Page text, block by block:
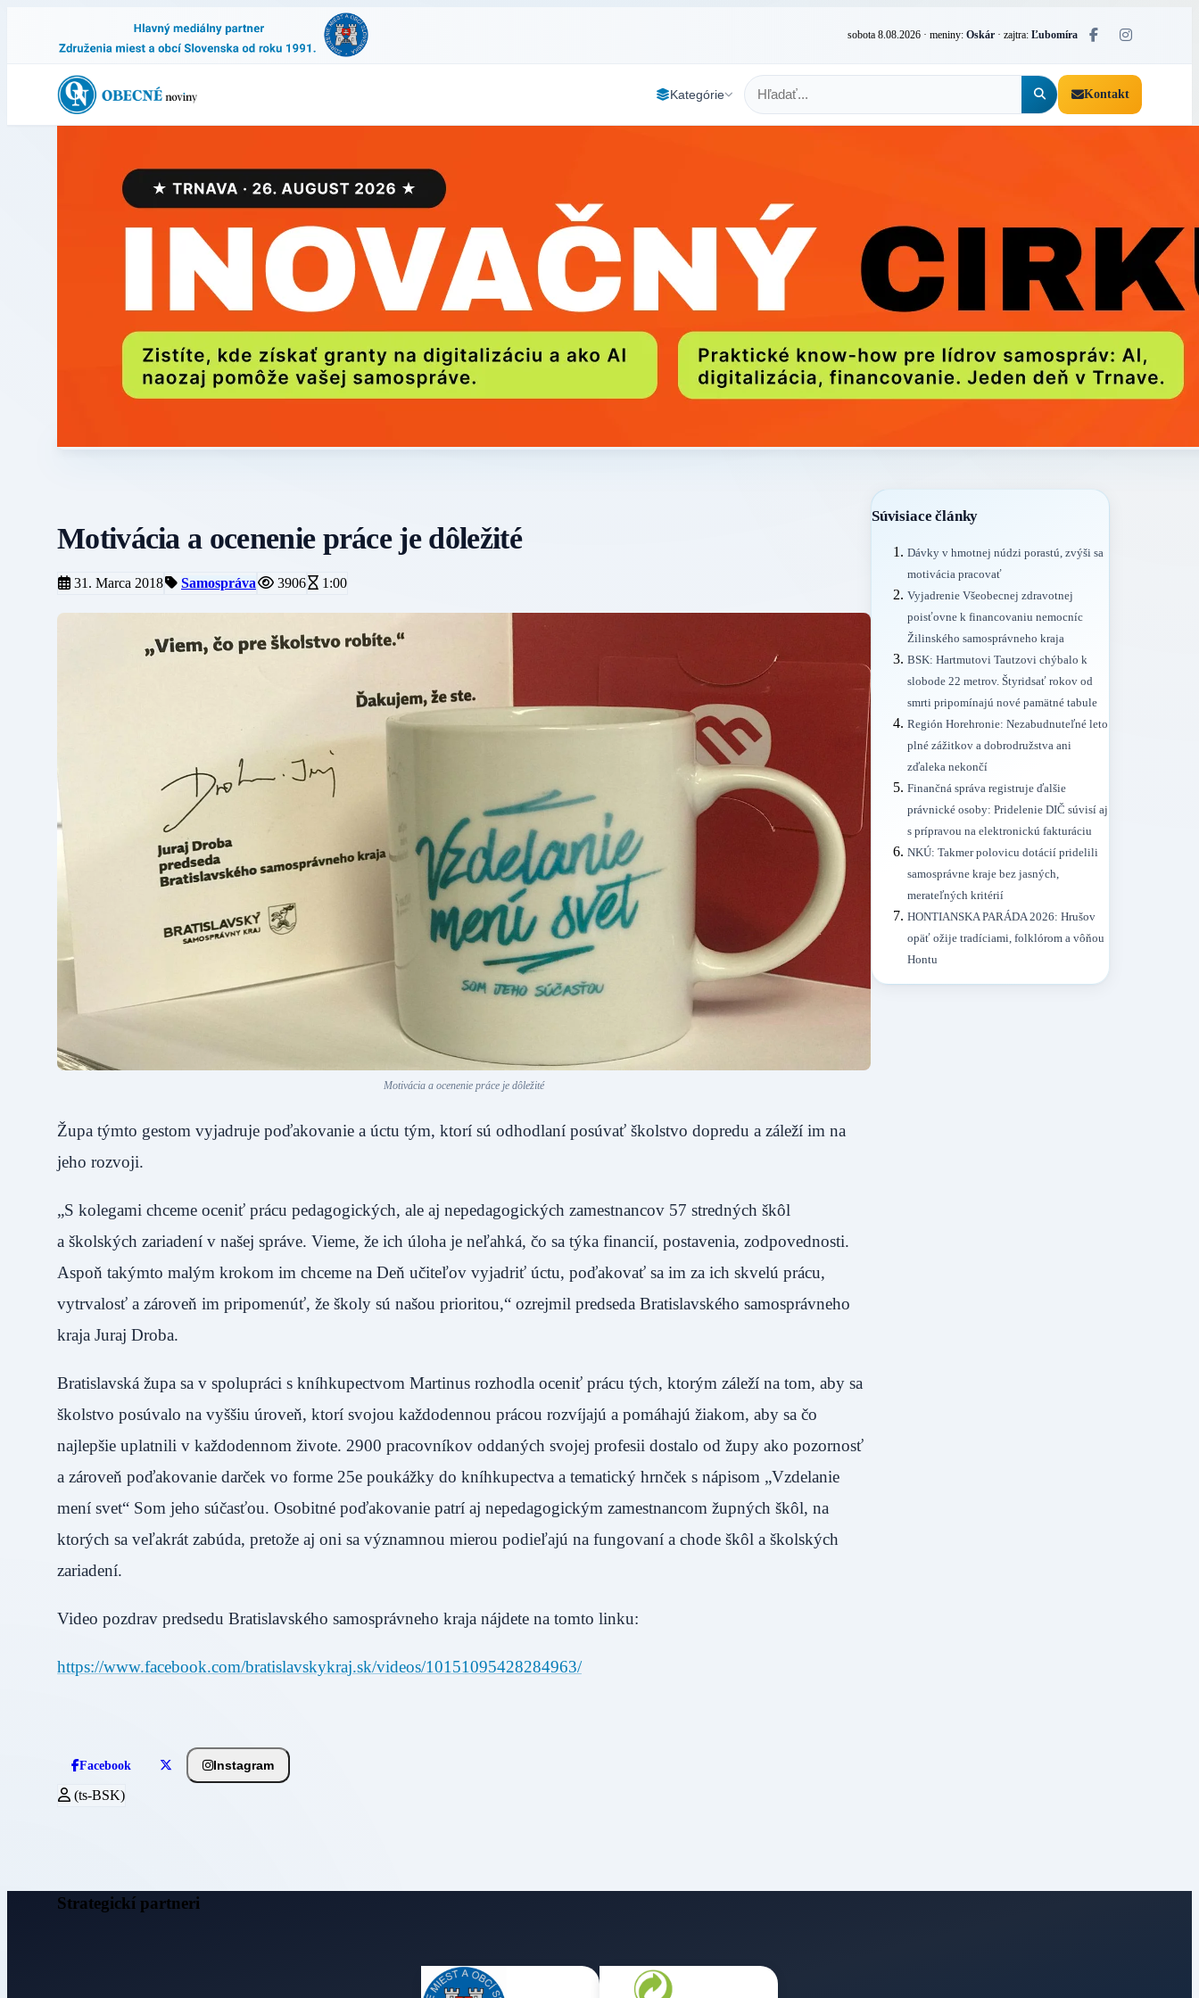
sobota 8.08.2026 · meniny: Oskár · zajtra: Ľubomíra
Kategórie Kontakt
Motivácia a ocenenie práce je dôležité
31. Marca 2018 Samospráva 3906 1:00
Motivácia a ocenenie práce je dôležité
Župa týmto gestom vyjadruje poďakovanie a úctu tým, ktorí sú odhodlaní posúvať školstvo dopredu a záleží im na
jeho rozvoji.
„S kolegami chceme oceniť prácu pedagogických, ale aj nepedagogických zamestnancov 57 stredných škôl
a školských zariadení v našej správe. Vieme, že ich úloha je neľahká, čo sa týka financií, postavenia, zodpovednosti.
Aspoň takýmto malým krokom im chceme na Deň učiteľov vyjadriť úctu, poďakovať sa im za ich skvelú prácu,
vytrvalosť a zároveň im pripomenúť, že školy sú našou prioritou,“ ozrejmil predseda Bratislavského samosprávneho
kraja Juraj Droba.
Bratislavská župa sa v spolupráci s kníhkupectvom Martinus rozhodla oceniť prácu tých, ktorým záleží na tom, aby sa
školstvo posúvalo na vyššiu úroveň, ktorí svojou každodennou prácou rozvíjajú a pomáhajú žiakom, aby sa čo
najlepšie uplatnili v každodennom živote. 2900 pracovníkov oddaných svojej profesii dostalo od župy ako pozornosť
a zároveň poďakovanie darček vo forme 25e poukážky do kníhkupectva a tematický hrnček s nápisom „Vzdelanie
mení svet“ Som jeho súčasťou. Osobitné poďakovanie patrí aj nepedagogickým zamestnancom župných škôl, na
ktorých sa veľakrát zabúda, pretože aj oni sa významnou mierou podieľajú na fungovaní a chode škôl a školských
zariadení.
Video pozdrav predsedu Bratislavského samosprávneho kraja nájdete na tomto linku:
https://www.facebook.com/bratislavskykraj.sk/videos/10151095428284963/
Facebook Instagram
(ts-BSK)
Súvisiace články
Dávky v hmotnej núdzi porastú, zvýši sa
motivácia pracovať
Vyjadrenie Všeobecnej zdravotnej
poisťovne k financovaniu nemocníc
Žilinského samosprávneho kraja
BSK: Hartmutovi Tautzovi chýbalo k
slobode 22 metrov. Štyridsať rokov od
smrti pripomínajú nové pamätné tabule
Región Horehronie: Nezabudnuteľné leto
plné zážitkov a dobrodružstva ani
zďaleka nekončí
Finančná správa registruje ďalšie
právnické osoby: Pridelenie DIČ súvisí aj
s prípravou na elektronickú fakturáciu
NKÚ: Takmer polovicu dotácií pridelili
samosprávne kraje bez jasných,
merateľných kritérií
HONTIANSKA PARÁDA 2026: Hrušov
opäť ožije tradíciami, folklórom a vôňou
Hontu
Strategickí partneri